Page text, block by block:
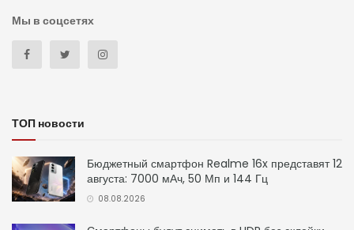
Мы в соцсетях
ТОП новости
Бюджетный смартфон Realme 16x представят 12
августа: 7000 мАч, 50 Мп и 144 Гц
08.08.2026